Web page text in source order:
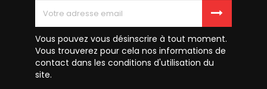
Vous pouvez vous désinscrire à tout moment.
Vous trouverez pour cela nos informations de
contact dans les conditions d'utilisation du
site.